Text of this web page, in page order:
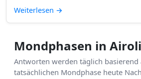
Weiterlesen →
Mondphasen in
Antworten werden täglich basierend
tatsächlichen Mondphase heute